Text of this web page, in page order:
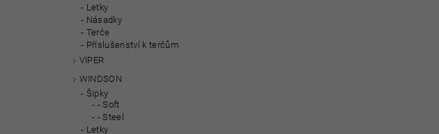
Letky
Násadky
Terče
Příslušenství k terčům
VIPER
WINDSON
Šipky
- Soft
- Steel
Letky